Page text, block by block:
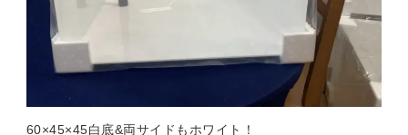
60×45×45白底&両サイドもホワイト！